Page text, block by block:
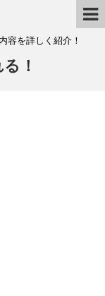
容を詳しく紹介！
！